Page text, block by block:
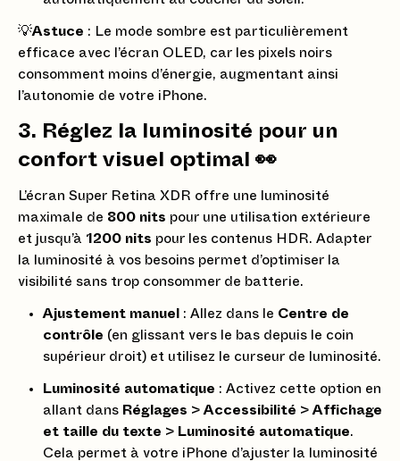
💡Astuce : Le mode sombre est particulièrement
efficace avec l’écran OLED, car les pixels noirs
consomment moins d’énergie, augmentant ainsi
l’autonomie de votre iPhone.
3. Réglez la luminosité pour un
confort visuel optimal 👀
L’écran Super Retina XDR offre une luminosité
maximale de 800 nits pour une utilisation extérieure
et jusqu’à 1200 nits pour les contenus HDR. Adapter
la luminosité à vos besoins permet d’optimiser la
visibilité sans trop consommer de batterie.
Ajustement manuel : Allez dans le Centre de
contrôle (en glissant vers le bas depuis le coin
supérieur droit) et utilisez le curseur de luminosité.
Luminosité automatique : Activez cette option en
allant dans Réglages > Accessibilité > Affichage
et taille du texte > Luminosité automatique.
Cela permet à votre iPhone d’ajuster la luminosité